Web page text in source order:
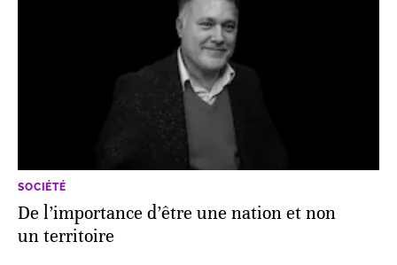
SOCIÉTÉ
De l’importance d’être une nation et non
un territoire